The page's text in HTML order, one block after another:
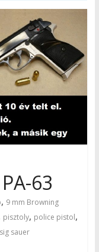
63
, 9 mm Browning
pisztoly, police pistol,
sig sauer